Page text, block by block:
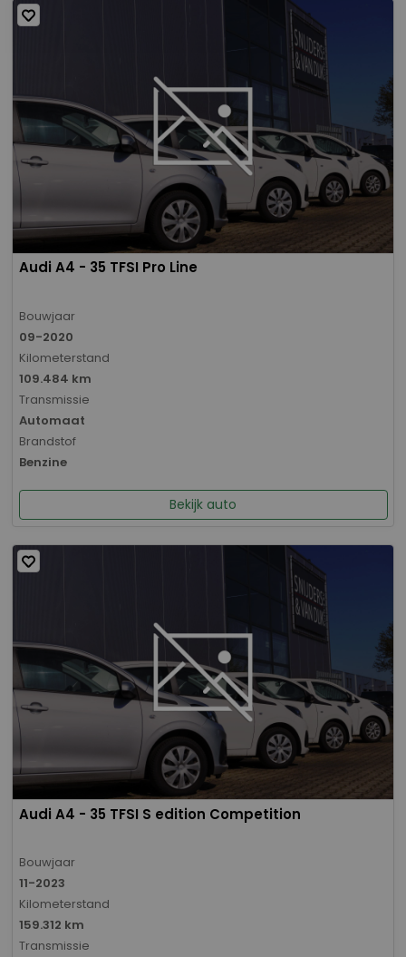
Audi A4 - 35 TFSI Pro Line
Bouwjaar
09-2020
Kilometerstand
109.484 km
Transmissie
Automaat
Brandstof
Benzine
Bekijk auto
Audi A4 - 35 TFSI S edition Competition
Bouwjaar
11-2023
Kilometerstand
159.312 km
Transmissie